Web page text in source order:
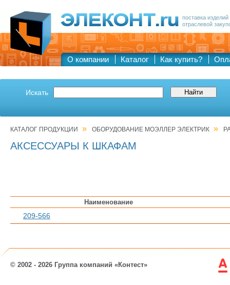
поставка
отраслевой
О компании Каталог Как купить?
Искать
КАТАЛОГ ПРОДУКЦИИ » ОБОРУДОВАНИЕ МОЭЛЛЕР ЭЛЕКТРИК »
АКСЕССУАРЫ К ШКАФАМ
Наименование
209-566
© 2002 - 2026 Группа компаний «Контест»